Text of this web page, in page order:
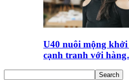
U40 nuôi mộng
cạnh tranh với